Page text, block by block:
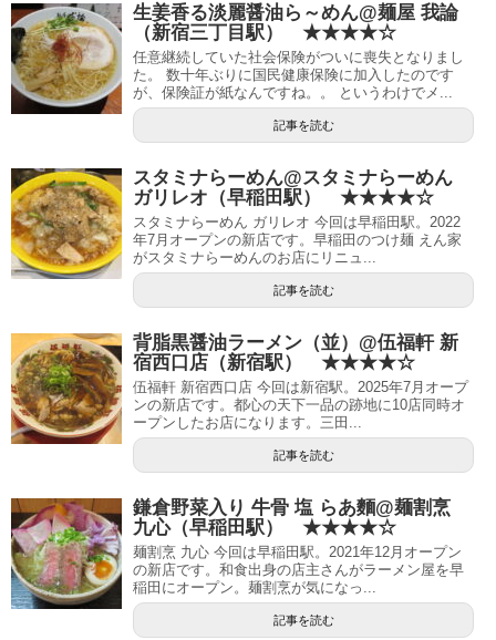
生姜香る淡麗醤油ら～めん@麺屋 我論
（新宿三丁目駅） ★★★★☆
任意継続していた社会保険がついに喪失となりまし
た。 数十年ぶりに国民健康保険に加入したのです
が、保険証が紙なんですね。。 というわけでメ...
記事を読む
スタミナらーめん@スタミナらーめん
ガリレオ（早稲田駅） ★★★★☆
スタミナらーめん ガリレオ 今回は早稲田駅。2022
年7月オープンの新店です。早稲田のつけ麺 えん家
がスタミナらーめんのお店にリニュ...
記事を読む
背脂黒醤油ラーメン（並）@伍福軒 新
宿西口店（新宿駅） ★★★★☆
伍福軒 新宿西口店 今回は新宿駅。2025年7月オープ
ンの新店です。都心の天下一品の跡地に10店同時オ
ープンしたお店になります。三田...
記事を読む
鎌倉野菜入り 牛骨 塩 らあ麵@麺割烹
九心（早稲田駅） ★★★★☆
麺割烹 九心 今回は早稲田駅。2021年12月オープン
の新店です。和食出身の店主さんがラーメン屋を早
稲田にオープン。麺割烹が気になっ...
記事を読む